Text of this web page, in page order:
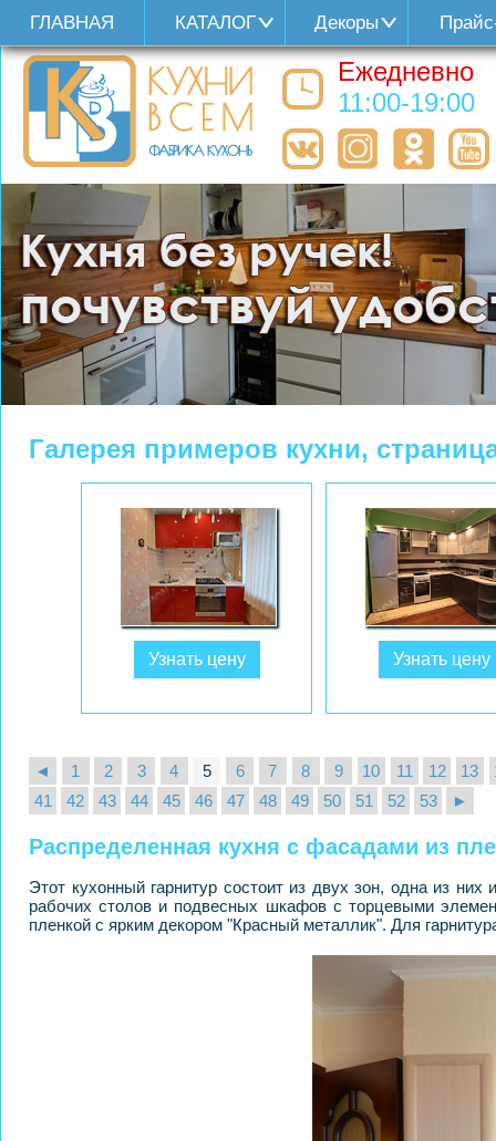
ГЛАВНАЯ КАТАЛОГ Декоры
Ежедневно
11:00-19:00
Галерея примеров кухни,
Узнать цену Узнать цену
◄ 1 2 3 4 5 6 7 8 9 10 11 12 13
41
42 43 44 45 46 47 48 49 50 51 52 53 ►
Распределенная кухня с фасадами из
Этот кухонный гарнитур состоит из двух зон, одна из
рабочих столов и подвесных шкафов с торцевыми
пленкой с ярким декором "Красный металлик". Для